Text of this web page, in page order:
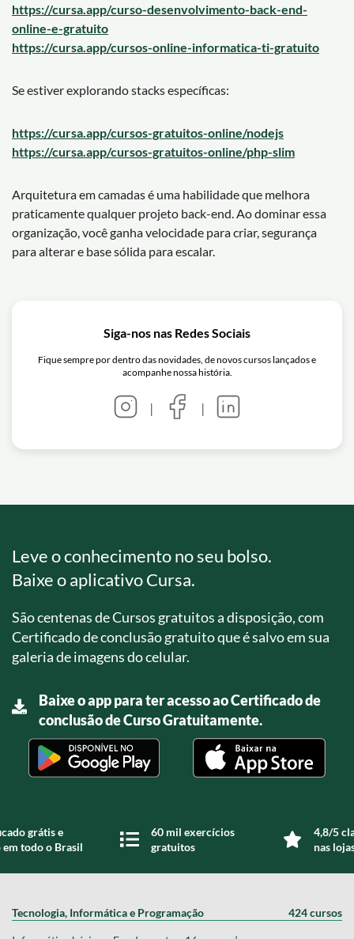
https://cursa.app/curso-desenvolvimento-back-end-
online-e-gratuito
https://cursa.app/cursos-online-informatica-ti-gratuito
Se estiver explorando stacks específicas:
https://cursa.app/cursos-gratuitos-online/nodejs
https://cursa.app/cursos-gratuitos-online/php-slim
Arquitetura em camadas é uma habilidade que melhora
praticamente qualquer projeto back-end. Ao dominar essa
organização, você ganha velocidade para criar, segurança
para alterar e base sólida para escalar.
Siga-nos nas Redes Sociais
Fique sempre por dentro das novidades, de novos cursos lançados e
acompanhe nossa história.
| |
Leve o conhecimento no seu bolso.
Baixe o aplicativo Cursa.
São centenas de Cursos gratuitos a disposição, com
Certificado de conclusão gratuito que é salvo em sua
galeria de imagens do celular.
Baixe o app para ter acesso ao Certificado de
conclusão de Curso Gratuitamente.
grátis e
todo o Brasil
60 mil exercícios
gratuitos
4,8/5
nas
Tecnologia, Informática e Programação 424 cursos